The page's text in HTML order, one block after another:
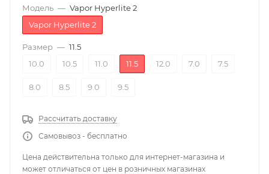
Модель — Vapor Hyperlite 2
Vapor Hyperlite 2
Размер — 11.5
10.0
10.5 11.0 11.5 12.0 7.0 7.5
8.0 8.5 9.0 9.5
Рассчитать доставку
Самовывоз - бесплатно
Цена действительна только для интернет-магазина и
может отличаться от цен в розничных магазинах